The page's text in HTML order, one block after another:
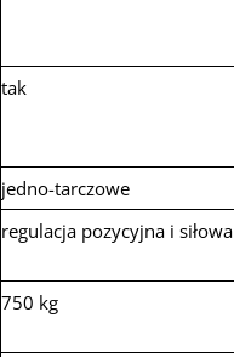
tak
jedno-tarczowe
regulacja pozycyjna i siłowa
750 kg